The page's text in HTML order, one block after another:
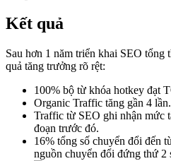
Kết quả
Sau hơn 1 năm triển khai SEO tổng
quả tăng trưởng rõ rệt:
100% bộ từ khóa hotkey đạt
Organic Traffic tăng gần 4 lần.
Traffic từ SEO ghi nhận mức
đoạn trước đó.
16% tổng số chuyển đổi đến
nguồn chuyển đổi đứng thứ 2